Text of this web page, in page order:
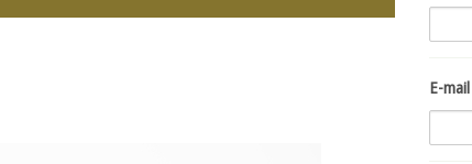
E-mail